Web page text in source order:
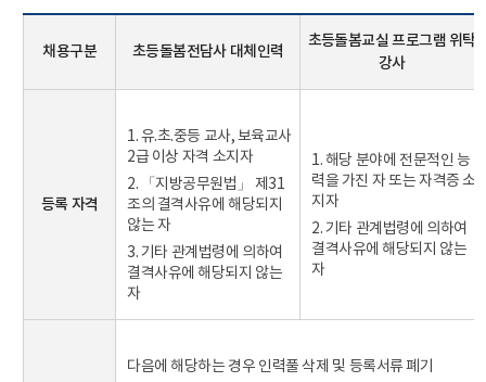
채용구분 초등돌봄전담사 대체인력
초등돌봄교실 프로그램 위탁
강사
등록 자격
1. 유.초.중등 교사, 보육교사
2급 이상 자격 소지자
2. 「지방공무원법」 제31
조의 결격사유에 해당되지
않는 자
3. 기타 관계법령에 의하여
결격사유에 해당되지 않는
자
1. 해당 분야에 전문적인 능
력을 가진 자 또는 자격증 소
지자
2. 기타 관계법령에 의하여
결격사유에 해당되지 않는
자
다음에 해당하는 경우 인력풀 삭제 및 등록서류 폐기